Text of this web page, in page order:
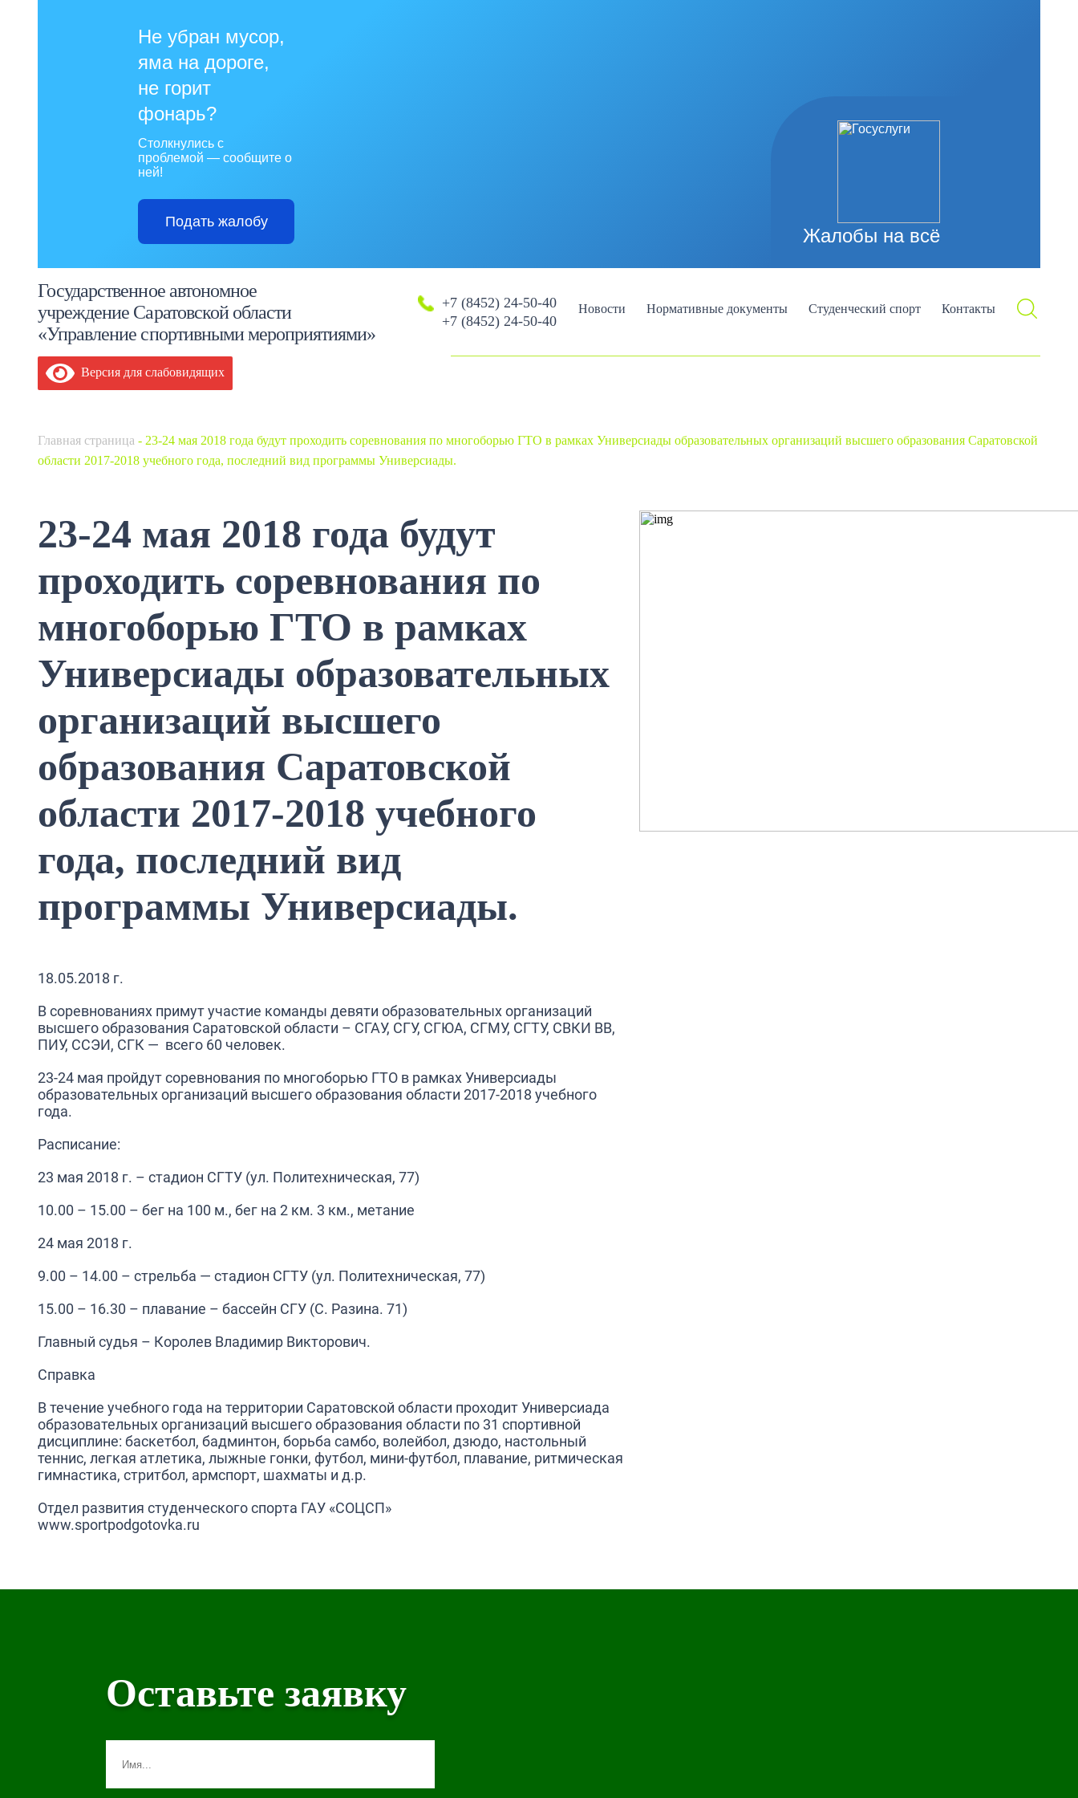
Жалобы на всё
Не убран мусор,
яма на дороге,
не горит
фонарь?
Столкнулись с
проблемой — сообщите о
ней!
Подать жалобу
Государственное автономное
учреждение Саратовской области
«Управление спортивными мероприятиями»
+7 (8452) 24-50-40
+7 (8452) 24-50-40
Новости Нормативные документы Студенческий спорт Контакты
Версия для слабовидящих
Главная страница - 23-24 мая 2018 года будут проходить соревнования по многоборью ГТО в рамках Универсиады образовательных организаций высшего образования Саратовской
области 2017-2018 учебного года, последний вид программы Универсиады.
23-24 мая 2018 года будут
проходить соревнования по
многоборью ГТО в рамках
Универсиады образовательных
организаций высшего
образования Саратовской
области 2017-2018 учебного
года, последний вид
программы Универсиады.
18.05.2018 г.
В соревнованиях примут участие команды девяти образовательных организаций
высшего образования Саратовской области – СГАУ, СГУ, СГЮА, СГМУ, СГТУ, СВКИ ВВ,
ПИУ, ССЭИ, СГК — всего 60 человек.
23-24 мая пройдут соревнования по многоборью ГТО в рамках Универсиады
образовательных организаций высшего образования области 2017-2018 учебного
года.
Расписание:
23 мая 2018 г. – стадион СГТУ (ул. Политехническая, 77)
10.00 – 15.00 – бег на 100 м., бег на 2 км. 3 км., метание
24 мая 2018 г.
9.00 – 14.00 – стрельба — стадион СГТУ (ул. Политехническая, 77)
15.00 – 16.30 – плавание – бассейн СГУ (С. Разина. 71)
Главный судья – Королев Владимир Викторович.
Справка
В течение учебного года на территории Саратовской области проходит Универсиада
образовательных организаций высшего образования области по 31 спортивной
дисциплине: баскетбол, бадминтон, борьба самбо, волейбол, дзюдо, настольный
теннис, легкая атлетика, лыжные гонки, футбол, мини-футбол, плавание, ритмическая
гимнастика, стритбол, армспорт, шахматы и д.р.
Отдел развития студенческого спорта ГАУ «СОЦСП»
www.sportpodgotovka.ru
Оставьте заявку